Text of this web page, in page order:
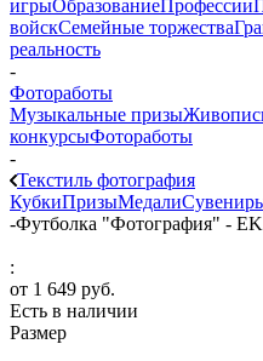
игрыОбразованиеПрофессии
войскСемейные торжества
реальность
-
Фотоработы
Музыкальные призы
конкурсыФотоработы
-
Текстиль фотография
КубкиПризыМедали
-Футболка "Фотография" -
:
от 1 649 руб.
Есть в наличии
Размер